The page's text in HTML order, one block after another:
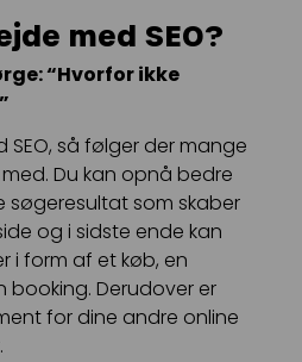
med SEO?
“Hvorfor ikke
SEO, så følger der mange
Du kan opnå bedre
søgeresultat som skaber
og i sidste ende kan
i form af et køb, en
booking. Derudover er
for dine andre online